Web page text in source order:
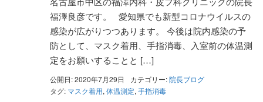
福澤良彦です。 愛知県でも新型コロナウイルスの
感染が広がりつつあります。 今後は院内感染の予
防として、マスク着用、手指消毒、入室前の体温測
定をお願いすることと […]
公開日: 2020年7月29日 カテゴリー:院長ブログ
タグ: マスク着用, 体温測定, 手指消毒